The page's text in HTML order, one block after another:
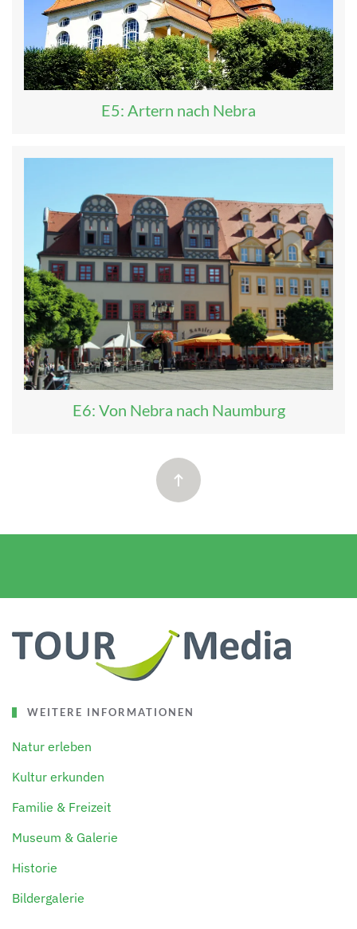
E5: Artern nach Nebra
E6: Von Nebra nach Naumburg
WEITERE INFORMATIONEN
Natur erleben
Kultur erkunden
Familie & Freizeit
Museum & Galerie
Historie
Bildergalerie